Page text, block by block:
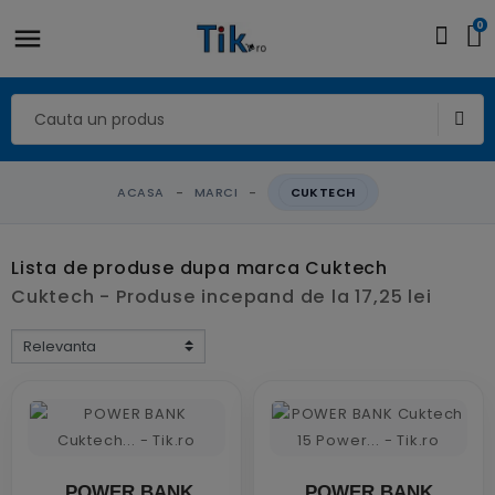
0
ACASA MARCI CUKTECH
Lista de produse dupa marca Cuktech
Cuktech - Produse incepand de la 17,25 lei